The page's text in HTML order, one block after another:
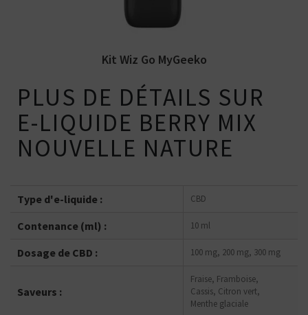
Kit Wiz Go MyGeeko
PLUS DE DÉTAILS SUR
E-LIQUIDE BERRY MIX
NOUVELLE NATURE
Type d'e-liquide : CBD
Contenance (ml) : 10 ml
Dosage de CBD : 100 mg, 200 mg, 300 mg
Saveurs :
Fraise, Framboise,
Cassis, Citron vert,
Menthe glaciale